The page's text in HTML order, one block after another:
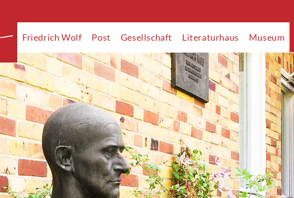
Friedrich Wolf Post Gesellschaft Literaturhaus Museum